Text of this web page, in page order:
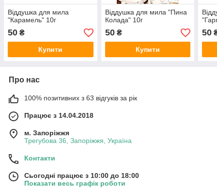
Віддушка для мила
"Карамель" 10г
50 ₴
Купити
Віддушка для мила "Пина
Колада" 10г
50₴
Купити
50
Про нас
100% позитивних з 63 відгуків за рік
Працює з 14.04.2018
м. Запоріжжя
Трегубова 36, Запоріжжя, Україна
Контакти
Сьогодні працює з 10:00 до 18:00
Показати весь графік роботи